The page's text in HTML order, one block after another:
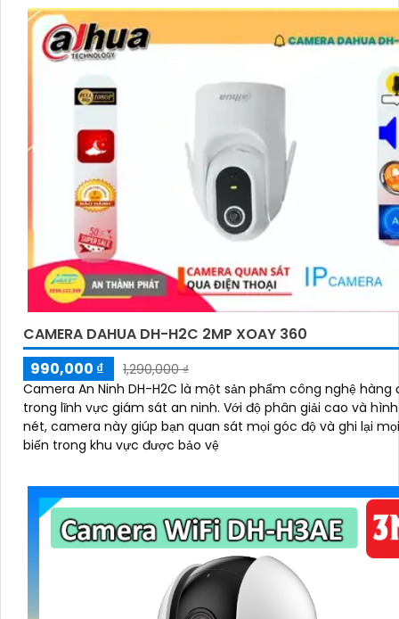
CAMERA DAHUA DH-H2C 2MP XOAY 360
990,000 ₫
1,290,000 ₫
Camera An Ninh DH-H2C là một sản phẩm công nghệ hàng
trong lĩnh vực giám sát an ninh. Với độ phân giải cao và hình ảnh sắc
nét, camera này giúp bạn quan sát mọi góc độ và ghi lại
biến trong khu vực được bảo vệ